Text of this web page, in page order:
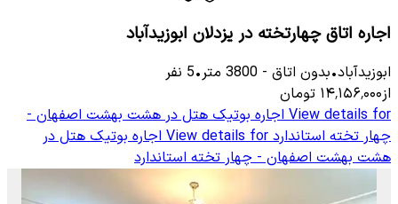
اجاره اتاق چهارتخته در یزدلان ابوزیدآباد
ابوزیدآباد•بدون اتاق -
3800 متر•
5 نفر
از۱۴٬۱۵۶٬۰۰۰ تومان
View details for اجاره بوتیک هتل در هشت بهشت اصفهان -
چهار تخته استانداردView details for اجاره بوتیک هتل در
هشت بهشت اصفهان - چهار تخته استاندارد